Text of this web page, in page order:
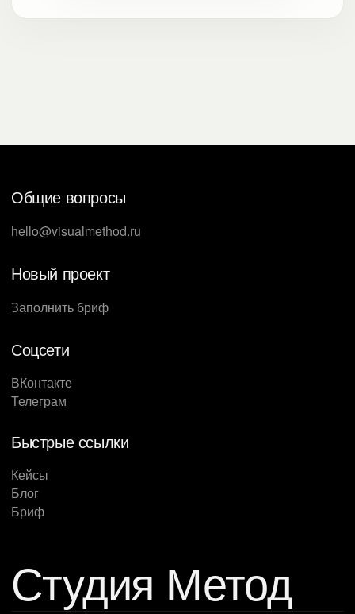
Общие вопросы
hello@visualmethod.ru
Новый проект
Заполнить бриф
Соцсети
ВКонтакте
Телеграм
Быстрые ссылки
Кейсы
Блог
Бриф
Студия Метод